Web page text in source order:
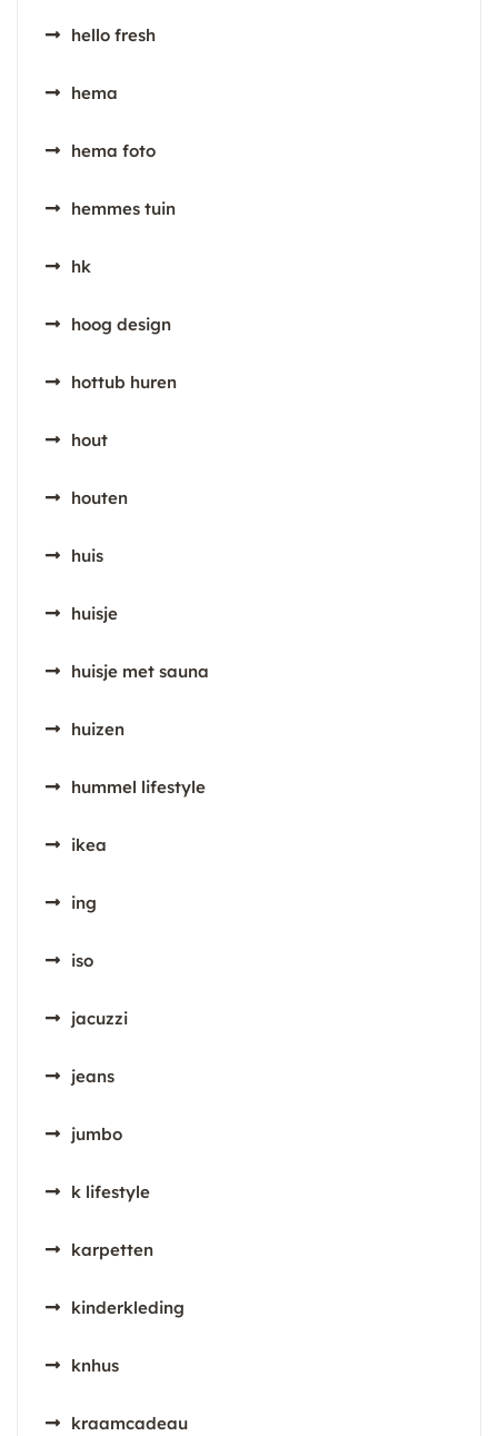
hello fresh
hema
hema foto
hemmes tuin
hk
hoog design
hottub huren
hout
houten
huis
huisje
huisje met sauna
huizen
hummel lifestyle
ikea
ing
iso
jacuzzi
jeans
jumbo
k lifestyle
karpetten
kinderkleding
knhus
kraamcadeau